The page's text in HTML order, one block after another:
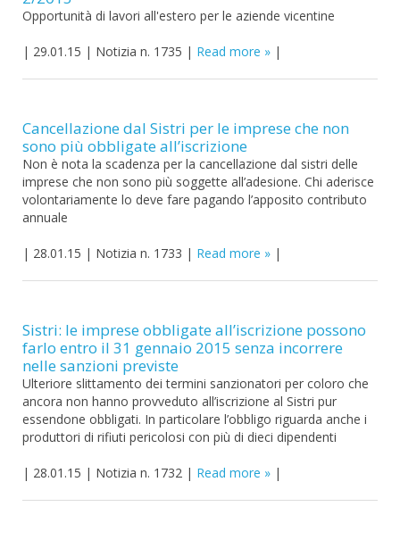
Opportunità di lavori all'estero per le aziende vicentine
| 29.01.15 | Notizia n. 1735 | Read more |
Cancellazione dal Sistri per le imprese che non
sono più obbligate all’iscrizione
Non è nota la scadenza per la cancellazione dal sistri delle
imprese che non sono più soggette all’adesione. Chi aderisce
volontariamente lo deve fare pagando l’apposito contributo
annuale
| 28.01.15 | Notizia n. 1733 | Read more |
Sistri: le imprese obbligate all’iscrizione possono
farlo entro il 31 gennaio 2015 senza incorrere
nelle sanzioni previste
Ulteriore slittamento dei termini sanzionatori per coloro che
ancora non hanno provveduto all’iscrizione al Sistri pur
essendone obbligati. In particolare l’obbligo riguarda anche i
produttori di rifiuti pericolosi con più di dieci dipendenti
| 28.01.15 | Notizia n. 1732 | Read more |